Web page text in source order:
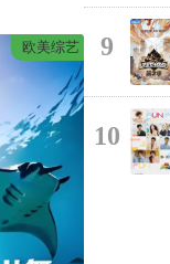
欧美综艺 9
10